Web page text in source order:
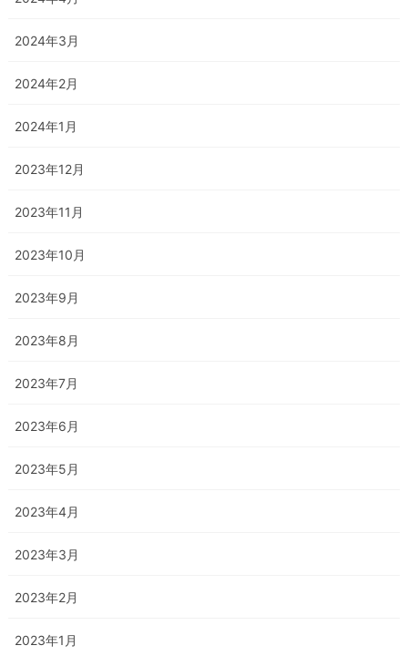
2024年3月
2024年2月
2024年1月
2023年12月
2023年11月
2023年10月
2023年9月
2023年8月
2023年7月
2023年6月
2023年5月
2023年4月
2023年3月
2023年2月
2023年1月